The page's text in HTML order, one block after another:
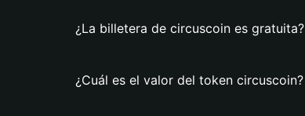
¿La billetera de circuscoin es gratuita?
¿Cuál es el valor del token circuscoin?